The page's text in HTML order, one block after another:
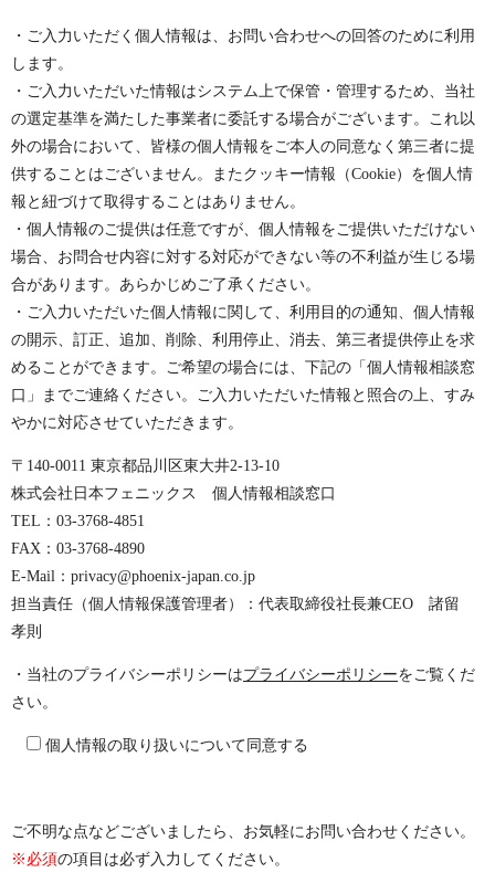
・ご入力いただく個人情報は、お問い合わせへの回答のために利用
します。
・ご入力いただいた情報はシステム上で保管・管理するため、当社
の選定基準を満たした事業者に委託する場合がございます。これ以
外の場合において、皆様の個人情報をご本人の同意なく第三者に提
供することはございません。またクッキー情報（Cookie）を個人情
報と紐づけて取得することはありません。
・個人情報のご提供は任意ですが、個人情報をご提供いただけない
場合、お問合せ内容に対する対応ができない等の不利益が生じる場
合があります。あらかじめご了承ください。
・ご入力いただいた個人情報に関して、利用目的の通知、個人情報
の開示、訂正、追加、削除、利用停止、消去、第三者提供停止を求
めることができます。ご希望の場合には、下記の「個人情報相談窓
口」までご連絡ください。ご入力いただいた情報と照合の上、すみ
やかに対応させていただきます。
〒140-0011 東京都品川区東大井2-13-10
株式会社日本フェニックス 個人情報相談窓口
TEL：03-3768-4851
FAX：03-3768-4890
E-Mail：privacy@phoenix-japan.co.jp
担当責任（個人情報保護管理者）：代表取締役社長兼CEO 諸留
孝則
・当社のプライバシーポリシーはプライバシーポリシーをご覧くだ
さい。
個人情報の取り扱いについて同意する
ご不明な点などございましたら、お気軽にお問い合わせください。
※必須の項目は必ず入力してください。